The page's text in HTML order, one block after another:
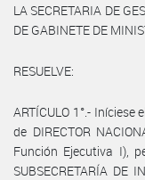
LA SECRETARIA DE
DE GABINETE DE
RESUELVE:
ARTÍCULO 1°.-
de DIRECTOR
Función Ejecutiva I),
SUBSECRETARÍA DE